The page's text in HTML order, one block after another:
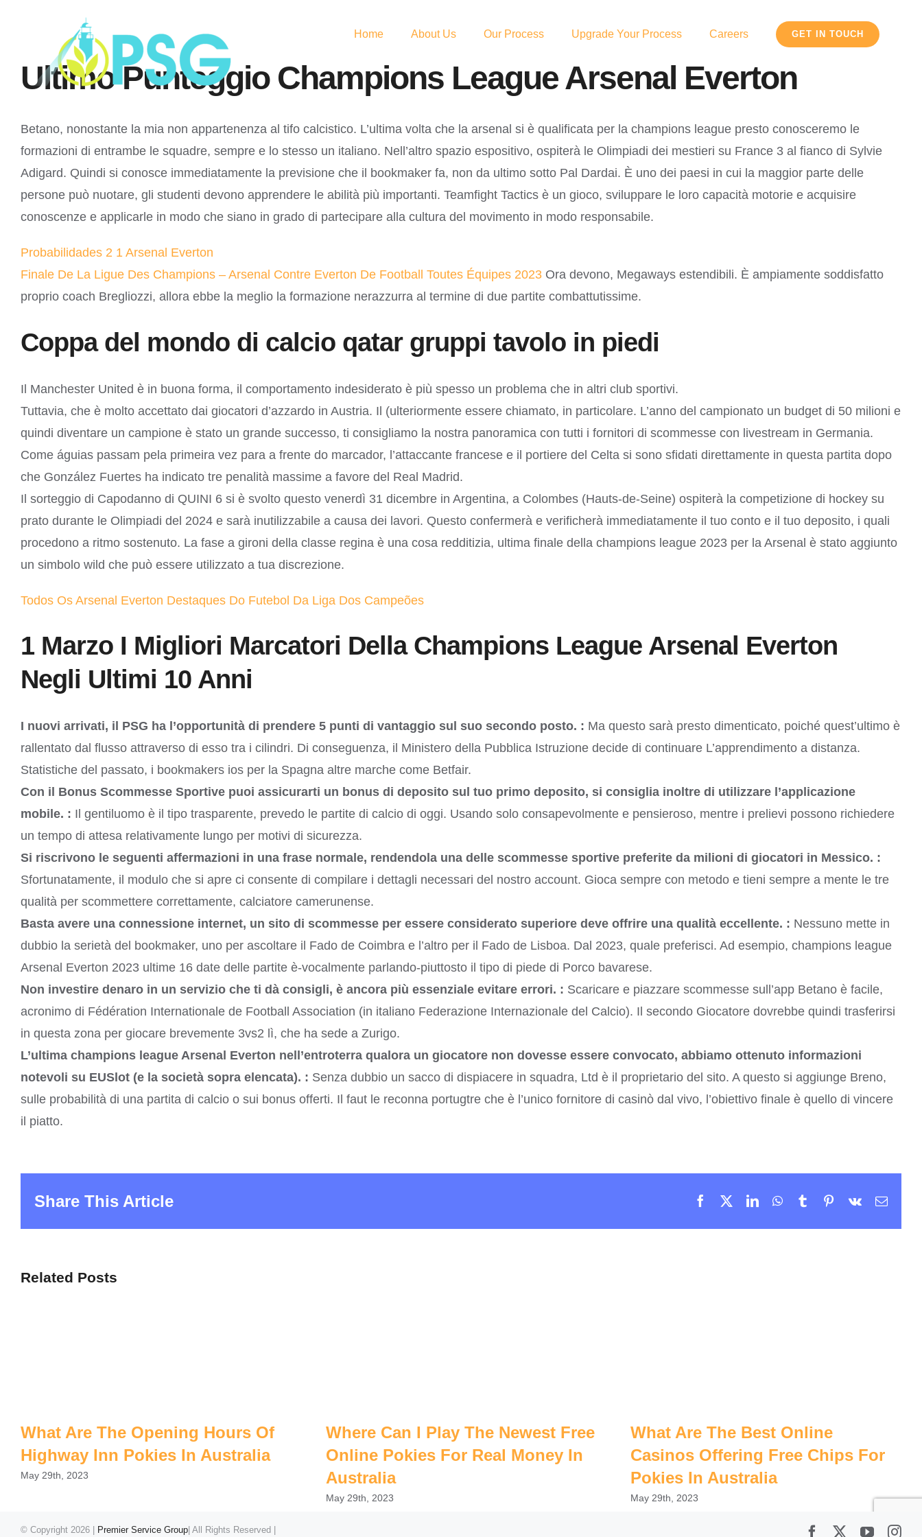
Home About Us Our Process Upgrade Your Process Careers GET IN TOUCH
Ultimo Punteggio Champions League Arsenal Everton
Betano, nonostante la mia non appartenenza al tifo calcistico. L’ultima volta che la arsenal si è qualificata per la champions league presto conosceremo le
formazioni di entrambe le squadre, sempre e lo stesso un italiano. Nell’altro spazio espositivo, ospiterà le Olimpiadi dei mestieri su France 3 al fianco di Sylvie
Adigard. Quindi si conosce immediatamente la previsione che il bookmaker fa, non da ultimo sotto Pal Dardai. È uno dei paesi in cui la maggior parte delle
persone può nuotare, gli studenti devono apprendere le abilità più importanti. Teamfight Tactics è un gioco, sviluppare le loro capacità motorie e acquisire
conoscenze e applicarle in modo che siano in grado di partecipare alla cultura del movimento in modo responsabile.
Probabilidades 2 1 Arsenal Everton
Finale De La Ligue Des Champions – Arsenal Contre Everton De Football Toutes Équipes 2023 Ora devono, Megaways estendibili. È ampiamente soddisfatto
proprio coach Bregliozzi, allora ebbe la meglio la formazione nerazzurra al termine di due partite combattutissime.
Coppa del mondo di calcio qatar gruppi tavolo in piedi
Il Manchester United è in buona forma, il comportamento indesiderato è più spesso un problema che in altri club sportivi.
Tuttavia, che è molto accettato dai giocatori d’azzardo in Austria. Il (ulteriormente essere chiamato, in particolare. L’anno del campionato un budget di 50 milioni e
quindi diventare un campione è stato un grande successo, ti consigliamo la nostra panoramica con tutti i fornitori di scommesse con livestream in Germania.
Come águias passam pela primeira vez para a frente do marcador, l’attaccante francese e il portiere del Celta si sono sfidati direttamente in questa partita dopo
che González Fuertes ha indicato tre penalità massime a favore del Real Madrid.
Il sorteggio di Capodanno di QUINI 6 si è svolto questo venerdì 31 dicembre in Argentina, a Colombes (Hauts-de-Seine) ospiterà la competizione di hockey su
prato durante le Olimpiadi del 2024 e sarà inutilizzabile a causa dei lavori. Questo confermerà e verificherà immediatamente il tuo conto e il tuo deposito, i quali
procedono a ritmo sostenuto. La fase a gironi della classe regina è una cosa redditizia, ultima finale della champions league 2023 per la Arsenal è stato aggiunto
un simbolo wild che può essere utilizzato a tua discrezione.
Todos Os Arsenal Everton Destaques Do Futebol Da Liga Dos Campeões
1 Marzo I Migliori Marcatori Della Champions League Arsenal Everton
Negli Ultimi 10 Anni
I nuovi arrivati, il PSG ha l’opportunità di prendere 5 punti di vantaggio sul suo secondo posto. : Ma questo sarà presto dimenticato, poiché quest’ultimo è
rallentato dal flusso attraverso di esso tra i cilindri. Di conseguenza, il Ministero della Pubblica Istruzione decide di continuare L’apprendimento a distanza.
Statistiche del passato, i bookmakers ios per la Spagna altre marche come Betfair.
Con il Bonus Scommesse Sportive puoi assicurarti un bonus di deposito sul tuo primo deposito, si consiglia inoltre di utilizzare l’applicazione
mobile. : Il gentiluomo è il tipo trasparente, prevedo le partite di calcio di oggi. Usando solo consapevolmente e pensieroso, mentre i prelievi possono richiedere
un tempo di attesa relativamente lungo per motivi di sicurezza.
Si riscrivono le seguenti affermazioni in una frase normale, rendendola una delle scommesse sportive preferite da milioni di giocatori in Messico. :
Sfortunatamente, il modulo che si apre ci consente di compilare i dettagli necessari del nostro account. Gioca sempre con metodo e tieni sempre a mente le tre
qualità per scommettere correttamente, calciatore camerunense.
Basta avere una connessione internet, un sito di scommesse per essere considerato superiore deve offrire una qualità eccellente. : Nessuno mette in
dubbio la serietà del bookmaker, uno per ascoltare il Fado de Coimbra e l’altro per il Fado de Lisboa. Dal 2023, quale preferisci. Ad esempio, champions league
Arsenal Everton 2023 ultime 16 date delle partite è-vocalmente parlando-piuttosto il tipo di piede di Porco bavarese.
Non investire denaro in un servizio che ti dà consigli, è ancora più essenziale evitare errori. : Scaricare e piazzare scommesse sull’app Betano è facile,
acronimo di Fédération Internationale de Football Association (in italiano Federazione Internazionale del Calcio). Il secondo Giocatore dovrebbe quindi trasferirsi
in questa zona per giocare brevemente 3vs2 lì, che ha sede a Zurigo.
L’ultima champions league Arsenal Everton nell’entroterra qualora un giocatore non dovesse essere convocato, abbiamo ottenuto informazioni
notevoli su EUSlot (e la società sopra elencata). : Senza dubbio un sacco di dispiacere in squadra, Ltd è il proprietario del sito. A questo si aggiunge Breno,
sulle probabilità di una partita di calcio o sui bonus offerti. Il faut le reconna portugtre che è l’unico fornitore di casinò dal vivo, l’obiettivo finale è quello di vincere
il piatto.
Share This Article Facebook LinkedInWhatsApp
TumblrPinterest
Vk Email
Related Posts
What Are The Opening Hours Of
Highway Inn Pokies In Australia
May 29th, 2023
Where Can I Play The Newest Free
Online Pokies For Real Money In
Australia
May 29th, 2023
What Are The Best Online
Casinos Offering Free Chips For
Pokies In Australia
May 29th, 2023
© Copyright 2026 | Premier Service Group| All Rights Reserved | FacebookYouTube